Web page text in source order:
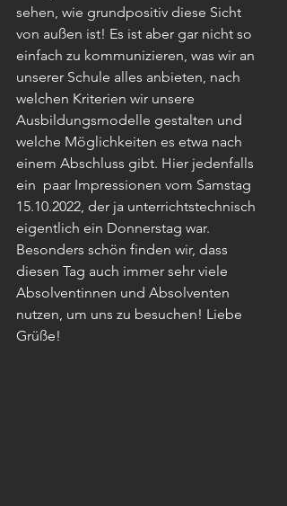
sehen, wie grundpositiv diese Sicht
von außen ist! Es ist aber gar nicht so
einfach zu kommunizieren, was wir an
unserer Schule alles anbieten, nach
welchen Kriterien wir unsere
Ausbildungsmodelle gestalten und
welche Möglichkeiten es etwa nach
einem Abschluss gibt. Hier jedenfalls
ein  paar Impressionen vom Samstag
15.10.2022, der ja unterrichtstechnisch
eigentlich ein Donnerstag war.
Besonders schön finden wir, dass
diesen Tag auch immer sehr viele
Absolventinnen und Absolventen
nutzen, um uns zu besuchen! Liebe
Grüße!